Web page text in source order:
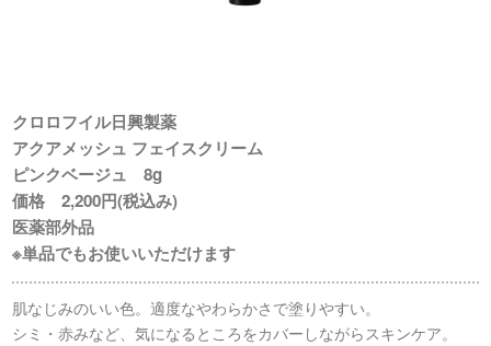
クロロフイル日興製薬
アクアメッシュ フェイスクリーム
ピンクベージュ 8g
価格 2,200円(税込み)
医薬部外品
※単品でもお使いいただけます
肌なじみのいい色。適度なやわらかさで塗りやすい。
シミ・赤みなど、気になるところをカバーしながらスキンケア。